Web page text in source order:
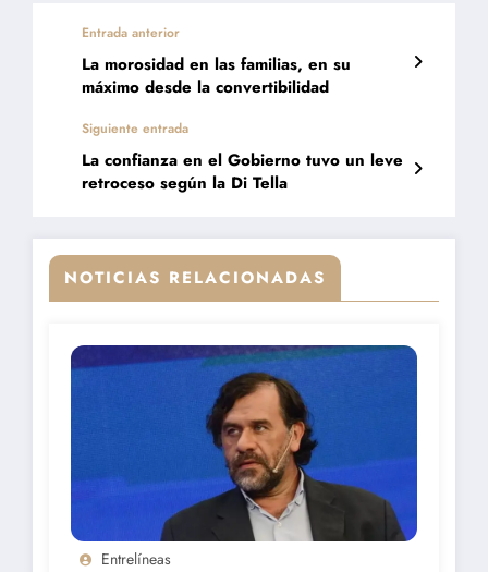
Entrada anterior
La morosidad en las familias, en su
máximo desde la convertibilidad
Siguiente entrada
La confianza en el Gobierno tuvo un leve
retroceso según la Di Tella
NOTICIAS RELACIONADAS
Entrelíneas